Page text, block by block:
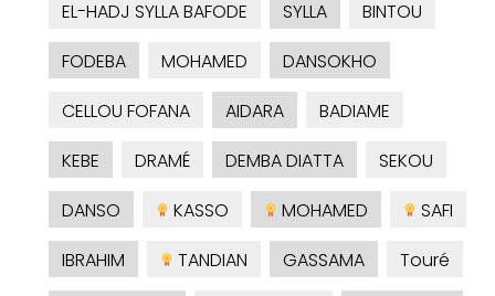
EL-HADJ SYLLA BAFODE
SYLLA
BINTOU
FODEBA
MOHAMED
DANSOKHO
CELLOU FOFANA
AIDARA
BADIAME
KEBE
DRAMÉ DEMBA DIATTA
SEKOU
DANSO
KASSO MOHAMED
SAFI
IBRAHIM
TANDIAN GASSAMA
Touré